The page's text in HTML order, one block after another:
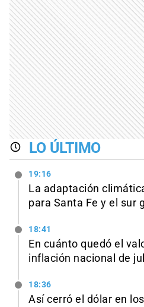
LO ÚLTIMO
19:16
La adaptación
para Santa Fe y el sur
18:41
En cuánto quedó el
inflación nacional de
18:36
Así cerró el dólar en